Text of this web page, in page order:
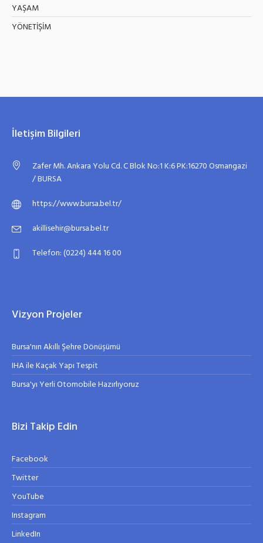
YAŞAM
YÖNETİŞİM
İletişim Bilgileri
Zafer Mh. Ankara Yolu Cd. C Blok No:1 K:6 PK:16270 Osmangazi
/ BURSA
https://www.bursa.bel.tr/
akillisehir@bursa.bel.tr
Telefon: (0224) 444 16 00
Vizyon Projeler
Bursa'nın Akıllı Şehre Dönüşümü
IHA ile Kaçak Yapı Tespit
Bursa'yı Yerli Otomobile Hazırlıyoruz
Bizi Takip Edin
Facebook
Twitter
YouTube
Instagram
LinkedIn